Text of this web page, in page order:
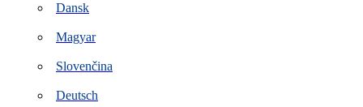
Dansk
Magyar
Slovenčina
Deutsch